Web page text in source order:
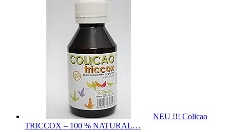
NEU !!! Colicao
TRICCOX – 100 % NATURAL…